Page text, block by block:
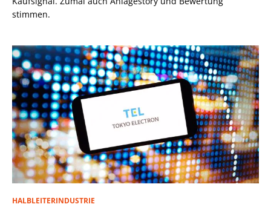
stimmen.
HALBLEITERINDUSTRIE